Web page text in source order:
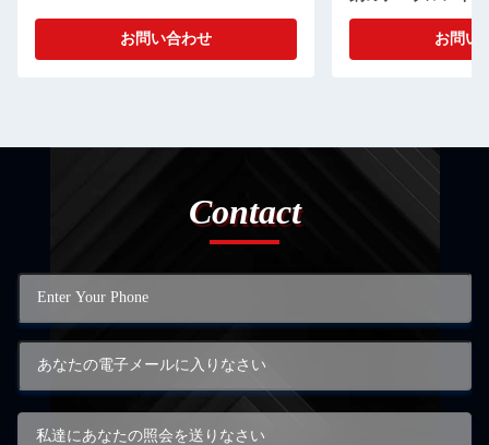
お問い合わせ お問い
Contact